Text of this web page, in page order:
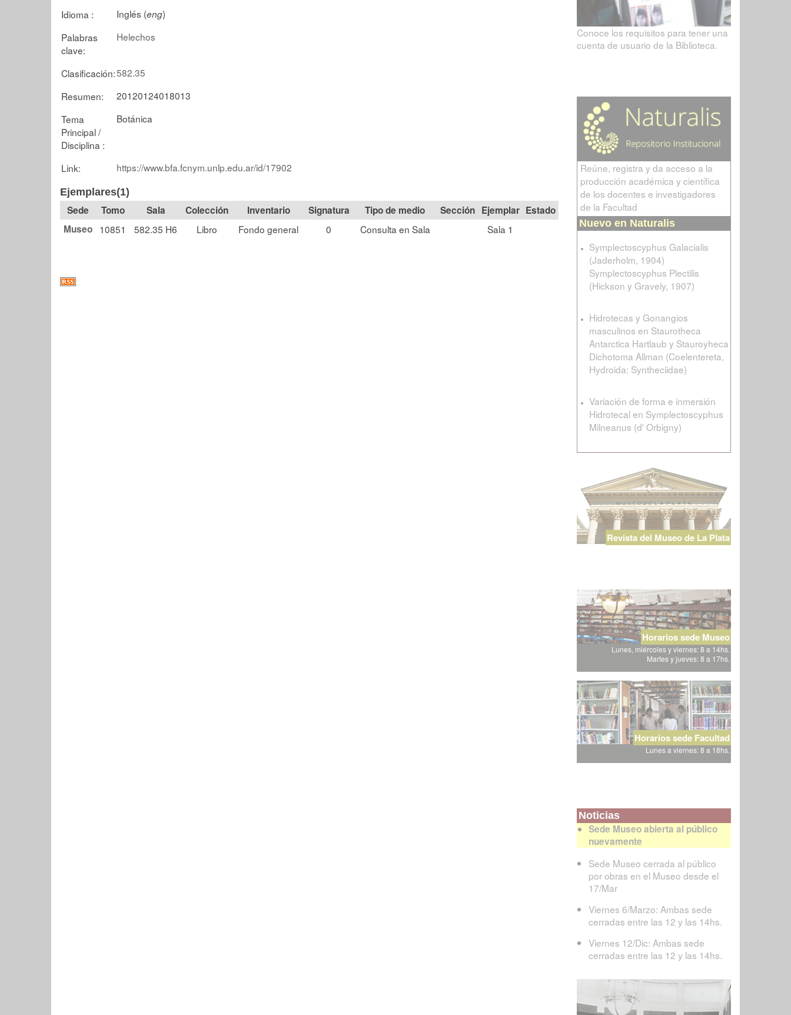
Idioma : Inglés (eng)
Palabras
clave:
Helechos
Clasificación:582.35
Resumen:
20120124018013
Tema
Principal /
Disciplina :
Botánica
Link: https://www.bfa.fcnym.unlp.edu.ar/id/17902
Ejemplares(1)
Tomo Sala Colección Signatura Tipo de medio Sección
Estado
Museo 10851 582.35 H6 Libro Fondo general 0 Consulta en Sala Sala 1
Conoce los requisitos para tener una
cuenta de usuario de la Biblioteca.
Reúne, registra y da acceso a la
producción académica y científica
de los docentes e investigadores
de la Facultad
Nuevo en Naturalis
Symplectoscyphus Galacialis
(Jaderholm, 1904)
Symplectoscyphus Plectilis
(Hickson y Gravely, 1907)
Hidrotecas y Gonangios
masculinos en Staurotheca
Antarctica Hartlaub y Stauroyheca
Dichotoma Allman (Coelentereta,
Hydroida: Syntheciidae)
Variación de forma e inmersión
Hidrotecal en Symplectoscyphus
Milneanus (d' Orbigny)
Revista del Museo de La Plata
Horarios sede Museo
Lunes, miércoles y viernes: 8 a 14hs.
Martes y jueves: 8 a 17hs.
Horarios sede Facultad
Lunes a viernes: 8 a 18hs.
Noticias
Sede Museo abierta al público
nuevamente
Sede Museo cerrada al público
por obras en el Museo desde el
17/Mar
Viernes 6/Marzo: Ambas sede
cerradas entre las 12 y las 14hs.
Viernes 12/Dic: Ambas sede
cerradas entre las 12 y las 14hs.